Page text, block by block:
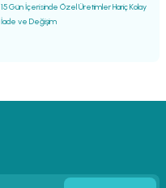
15 Gün İçerisinde Özel Üretimler Hariç Kolay
İade ve Değişim